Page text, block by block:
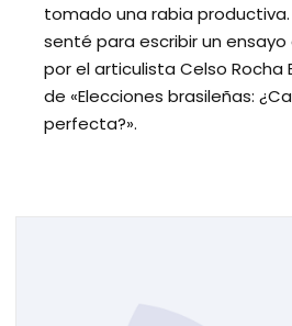
tomado una rabia
senté para escribir un ensayo
por el articulista Celso Rocha
de «Elecciones brasileñas:
perfecta?».